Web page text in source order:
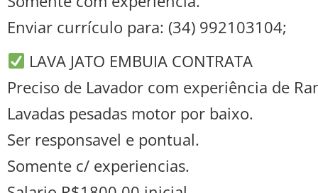
Enviar currículo para: (34) 992103104;
LAVA JATO EMBUIA CONTRATA
Preciso de Lavador com experiência de
Lavadas pesadas motor por baixo.
Ser responsavel e pontual.
Somente c/ experiencias.